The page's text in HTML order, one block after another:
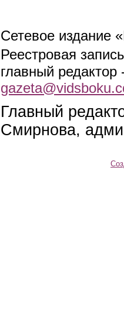
Сетевое издание
Реестровая
главный
Главный
Смирнова,